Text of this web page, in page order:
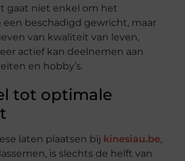
gaat niet enkel om het
een beschadigd gewricht, maar
van kwaliteit van leven,
actief kan deelnemen aan
en hobby’s.
tot optimale
laten plaatsen bij kinesiau.be,
is slechts de helft van